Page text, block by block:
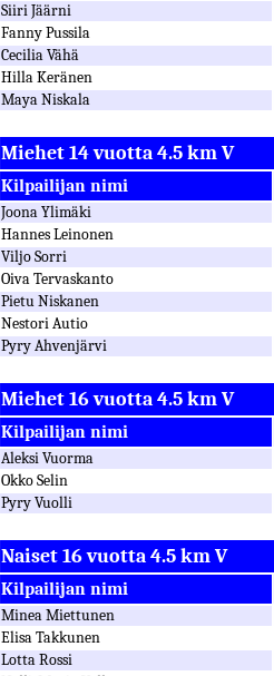
Siiri Jäärni
Fanny Pussila
Cecilia Vähä
Hilla Keränen
Maya Niskala
Miehet 14 vuotta 4.5 km V
Kilpailijan nimi
Joona Ylimäki
Hannes Leinonen
Viljo Sorri
Oiva Tervaskanto
Pietu Niskanen
Nestori Autio
Pyry Ahvenjärvi
Miehet 16 vuotta 4.5 km V
Kilpailijan nimi
Aleksi Vuorma
Okko Selin
Pyry Vuolli
Naiset 16 vuotta 4.5 km V
Kilpailijan nimi
Minea Miettunen
Elisa Takkunen
Lotta Rossi